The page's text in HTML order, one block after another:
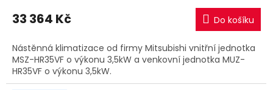
M
A
33 364 Kč Do košíku
Nástěnná klimatizace od firmy Mitsubishi vnitřní jednotka
MSZ-HR35VF o výkonu 3,5kW a venkovní jednotka MUZ-
HR35VF o výkonu 3,5kW.